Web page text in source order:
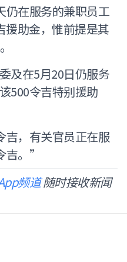
仍在服务的兼职员工
援助金，惟前提是其
及在5月20日仍服务
500令吉特别援助
吉，有关官员正在服
吉。”
频道随时接收新闻